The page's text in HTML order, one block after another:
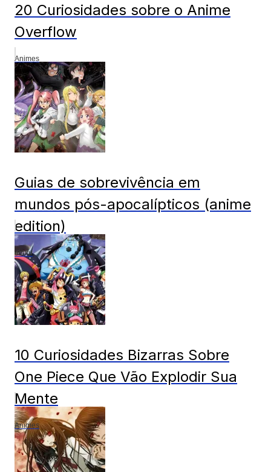
20 Curiosidades sobre o Anime
Overflow
Animes
Guias de sobrevivência em
mundos pós-apocalípticos (anime
edition)
otaku
10 Curiosidades Bizarras Sobre
One Piece Que Vão Explodir Sua
Mente
Animes